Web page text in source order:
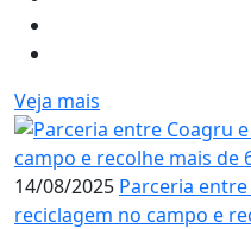
Veja mais
14/08/2025 Parceria
reciclagem no campo e